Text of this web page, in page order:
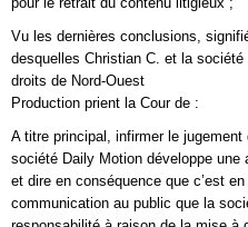
Vu les dernières conclusions,
desquelles Christian C. et la
droits de Nord-Ouest
Production prient la Cour de :
A titre principal, infirmer le jugement
société Daily Motion développe
et dire en conséquence que c’est
communication au public que la